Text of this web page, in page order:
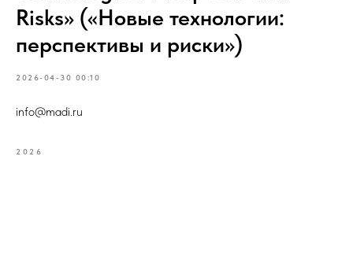
Risks» («Новые технологии:
перспективы и риски»)
2026-04-30 00:10
info@madi.ru
2026